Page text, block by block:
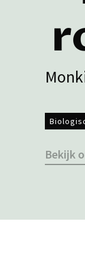
Bekijk